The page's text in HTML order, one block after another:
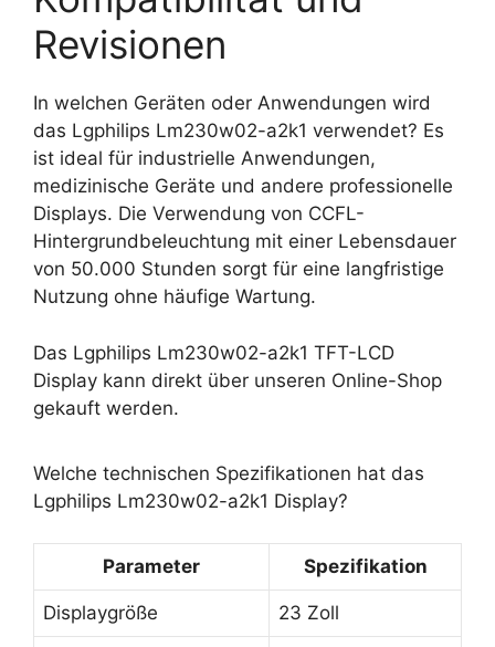
Revisionen
In welchen Geräten oder Anwendungen wird
das Lgphilips Lm230w02-a2k1 verwendet? Es
ist ideal für industrielle Anwendungen,
medizinische Geräte und andere professionelle
Displays. Die Verwendung von CCFL-
Hintergrundbeleuchtung mit einer Lebensdauer
von 50.000 Stunden sorgt für eine langfristige
Nutzung ohne häufige Wartung.
Das Lgphilips Lm230w02-a2k1 TFT-LCD
Display kann direkt über unseren Online-Shop
gekauft werden.
Welche technischen Spezifikationen hat das
Lgphilips Lm230w02-a2k1 Display?
Parameter Spezifikation
Displaygröße 23 Zoll